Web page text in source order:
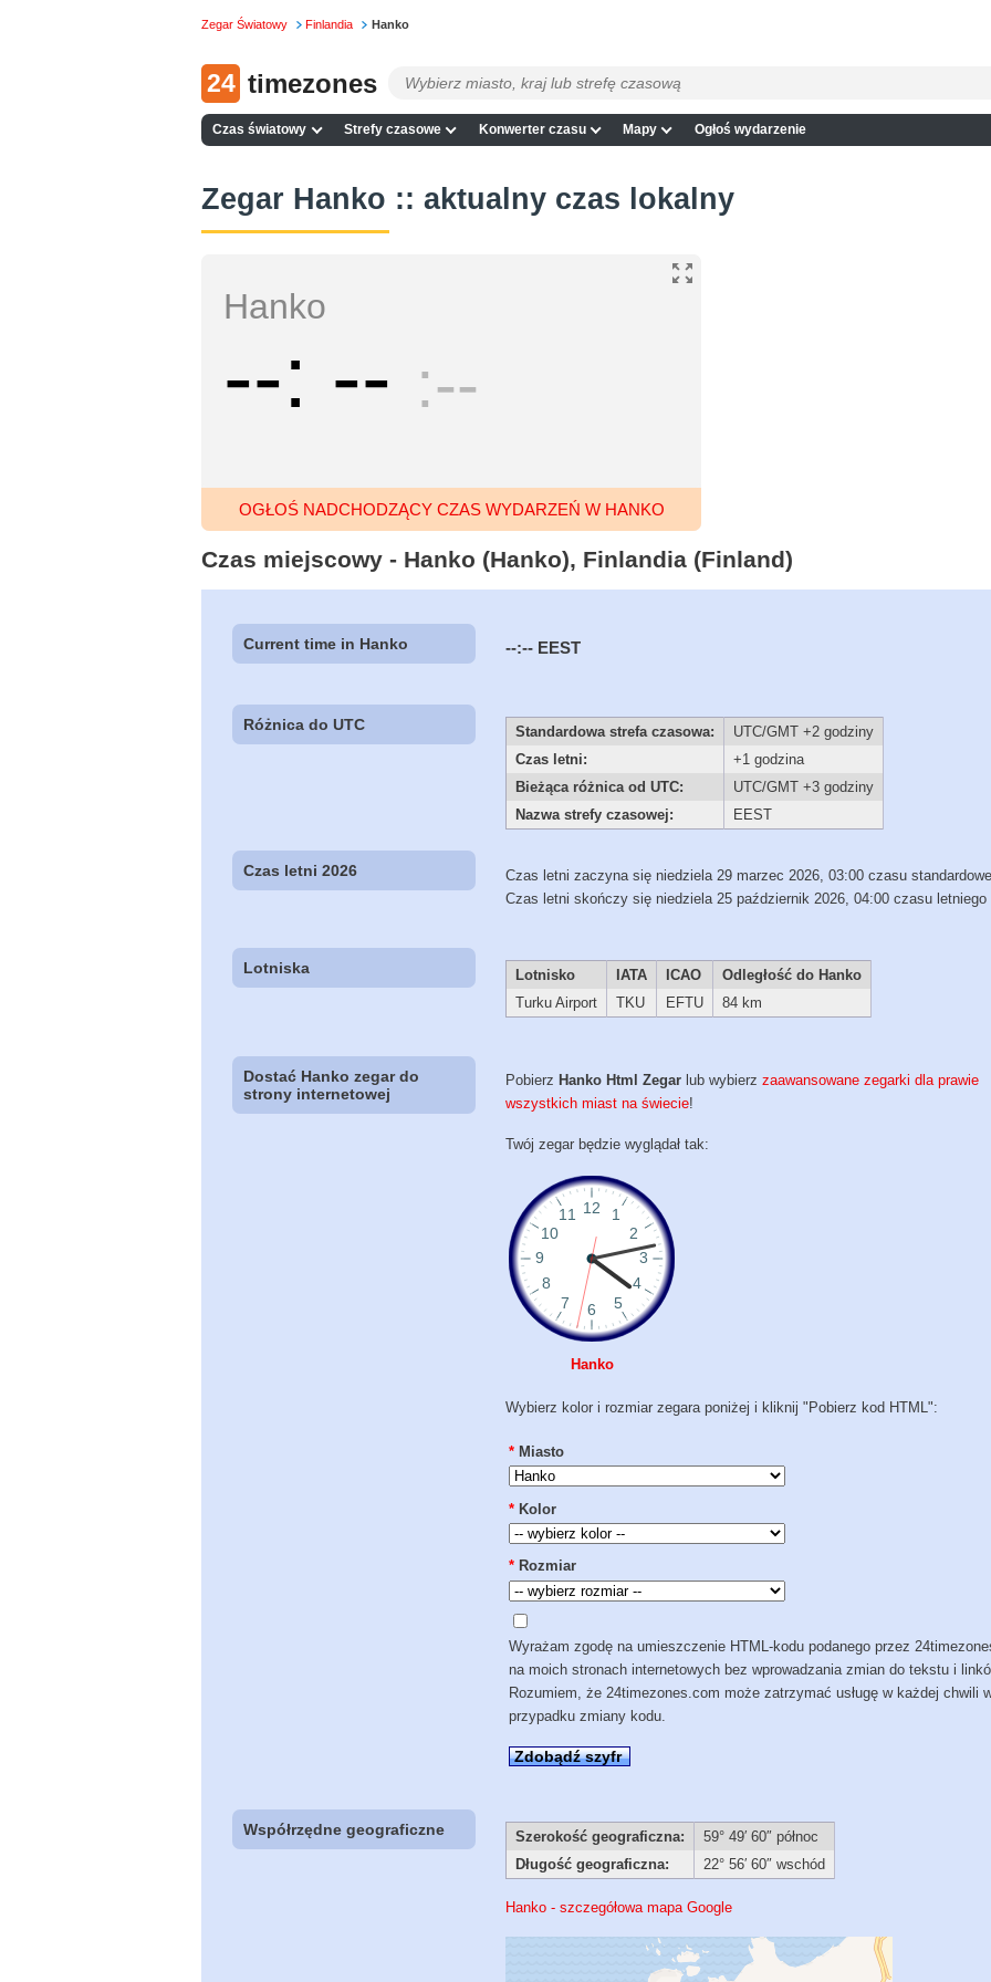
Zegar Światowy Finlandia Hanko
24 timezones
Czas światowy Strefy czasowe Konwerter czasu Mapy Ogłoś wydarzenie
Zegar Hanko :: aktualny czas lokalny
Hanko
-- -- --
OGŁOŚ NADCHODZĄCY CZAS WYDARZEŃ W HANKO
Czas miejscowy - Hanko (Hanko), Finlandia (Finland)
Current time in Hanko --:-- EEST
Różnica do UTC Standardowa strefa czasowa:
UTC/GMT +2 godziny
Czas letni:
+1 godzina
Bieżąca różnica od UTC:
UTC/GMT +3 godziny
Nazwa strefy czasowej:
EEST
Czas letni 2026
Czas letni zaczyna się niedziela 29 marzec 2026, 03:00 czasu
Czas letni skończy się niedziela 25 październik 2026, 04:00 czasu letniego
Lotniska Lotnisko IATA ICAO
Odległość do Hanko
Turku Airport
TKU EFTU 84 km
Dostać Hanko zegar do
strony internetowej
Pobierz Hanko Html Zegar lub wybierzzaawansowane zegarki dla prawie
wszystkich miast na świecie!
Twój zegar będzie wyglądał tak:
Hanko
Wybierz kolor i rozmiar zegara poniżej i kliknij "Pobierz kod HTML":
* Miasto
* Kolor
* Rozmiar
Wyrażam zgodę na umieszczenie HTML-kodu podanego przez
na moich stronach internetowych bez wprowadzania zmian do tekstu i
Rozumiem, że 24timezones.com może zatrzymać usługę w każdej chwili
przypadku zmiany kodu.
Zdobądź szyfr
Współrzędne geograficzne Szerokość geograficzna:
59° 49′ 60″ północ
Długość geograficzna:
22° 56′ 60″ wschód
Hanko - szczegółowa mapa Google